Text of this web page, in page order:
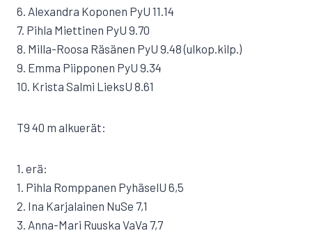
6. Alexandra Koponen PyU 11.14
7. Pihla Miettinen PyU 9.70
8. Milla-Roosa Räsänen PyU 9.48 (ulkop.kilp.)
9. Emma Piipponen PyU 9.34
10. Krista Salmi LieksU 8.61
T9 40 m alkuerät:
1. erä:
1. Pihla Romppanen PyhäselU 6,5
2. Ina Karjalainen NuSe 7,1
3. Anna-Mari Ruuska VaVa 7,7